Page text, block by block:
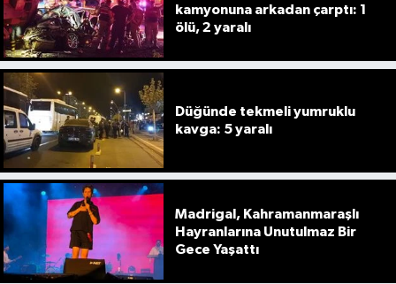
kamyonuna arkadan çarptı: 1
ölü, 2 yaralı
Düğünde tekmeli yumruklu
kavga: 5 yaralı
Madrigal, Kahramanmaraşlı
Hayranlarına Unutulmaz Bir
Gece Yaşattı